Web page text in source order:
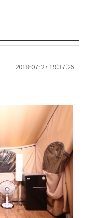
2018-07-27 19:37:26